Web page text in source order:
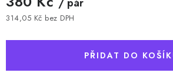
314,05 Kč bez DPH
PŘIDAT DO